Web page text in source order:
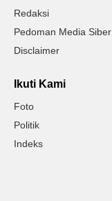
Redaksi
Pedoman Media Siber
Disclaimer
Ikuti Kami
Foto
Politik
Indeks